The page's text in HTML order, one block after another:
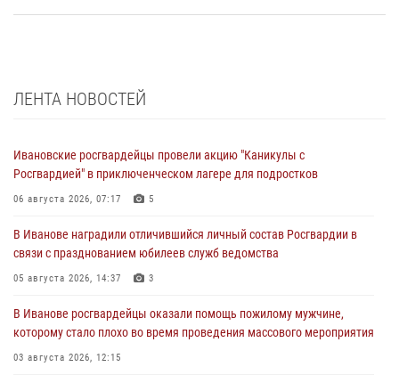
ЛЕНТА НОВОСТЕЙ
Ивановские росгвардейцы провели акцию "Каникулы с
Росгвардией" в приключенческом лагере для подростков
06 августа 2026, 07:17 5
В Иванове наградили отличившийся личный состав Росгвардии в
связи с празднованием юбилеев служб ведомства
05 августа 2026, 14:37 3
В Иванове росгвардейцы оказали помощь пожилому мужчине,
которому стало плохо во время проведения массового мероприятия
03 августа 2026, 12:15